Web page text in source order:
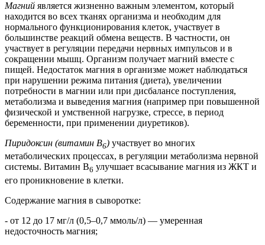
Магний является жизненно важным элементом, который
находится во всех тканях организма и необходим для
нормального функционирования клеток, участвует в
большинстве реакций обмена веществ. В частности, он
участвует в регуляции передачи нервных импульсов и в
сокращении мышц. Организм получает магний вместе с
пищей. Недостаток магния в организме может наблюдаться
при нарушении режима питания (диета), увеличении
потребности в магнии или при дисбалансе поступления,
метаболизма и выведения магния (например при повышенной
физической и умственной нагрузке, стрессе, в период
беременности, при применении диуретиков).
Пиридоксин (витамин B6) участвует во многих
метаболических процессах, в регуляции метаболизма нервной
системы. Витамин B6 улучшает всасывание магния из ЖКТ и
его проникновение в клетки.
Содержание магния в сыворотке:
- от 12 до 17 мг/л (0,5–0,7 ммоль/л) — умеренная
недосточность магния;